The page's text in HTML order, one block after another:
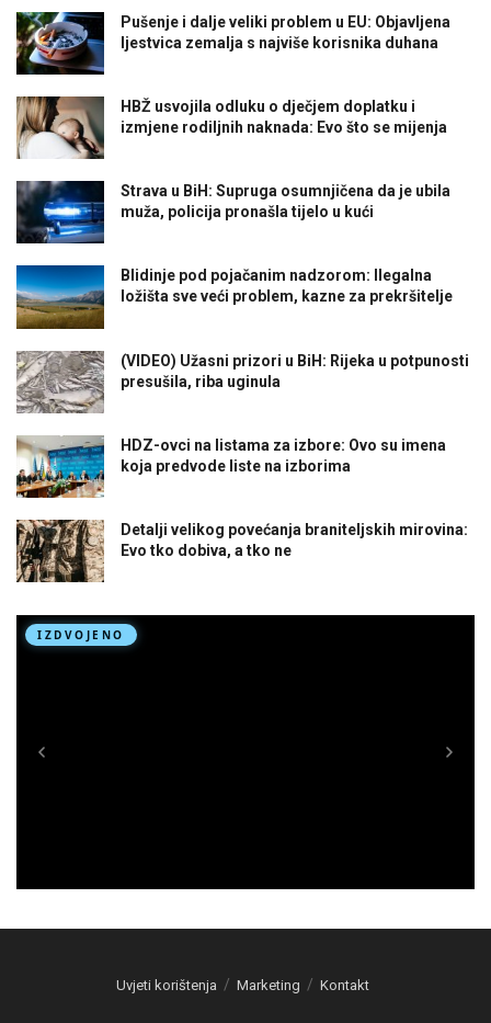
Pušenje i dalje veliki problem u EU: Objavljena
ljestvica zemalja s najviše korisnika duhana
HBŽ usvojila odluku o dječjem doplatku i
izmjene rodiljnih naknada: Evo što se mijenja
Strava u BiH: Supruga osumnjičena da je ubila
muža, policija pronašla tijelo u kući
Blidinje pod pojačanim nadzorom: Ilegalna
ložišta sve veći problem, kazne za prekršitelje
(VIDEO) Užasni prizori u BiH: Rijeka u potpunosti
presušila, riba uginula
HDZ-ovci na listama za izbore: Ovo su imena
koja predvode liste na izborima
Detalji velikog povećanja braniteljskih mirovina:
Evo tko dobiva, a tko ne
Uvjeti korištenja Marketing Kontakt